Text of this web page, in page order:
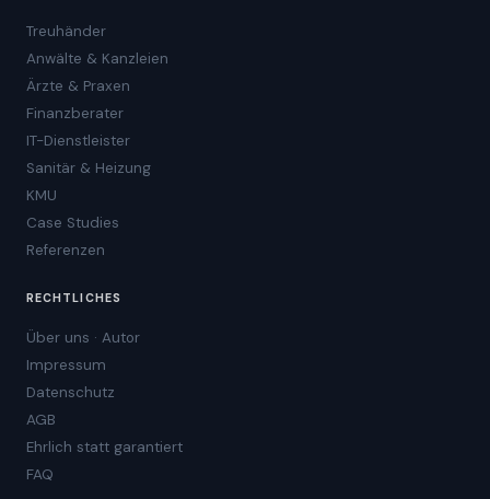
Treuhänder
Anwälte & Kanzleien
Ärzte & Praxen
Finanzberater
IT-Dienstleister
Sanitär & Heizung
KMU
Case Studies
Referenzen
RECHTLICHES
Über uns · Autor
Impressum
Datenschutz
AGB
Ehrlich statt garantiert
FAQ